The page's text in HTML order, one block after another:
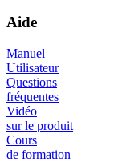
Aide
Manuel
Utilisateur
Questions
fréquentes
Vidéo
sur le produit
Cours
de formation